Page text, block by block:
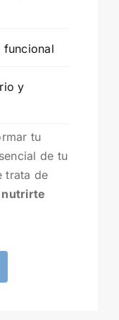
funcional
y
tu
de tu
trata de
nutrirte